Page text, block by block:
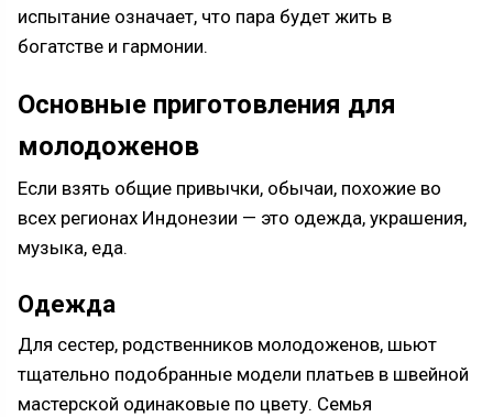
испытание означает, что пара будет жить в
богатстве и гармонии.
Основные приготовления для
молодоженов
Если взять общие привычки, обычаи, похожие во
всех регионах Индонезии — это одежда, украшения,
музыка, еда.
Одежда
Для сестер, родственников молодоженов, шьют
тщательно подобранные модели платьев в швейной
мастерской одинаковые по цвету. Семья